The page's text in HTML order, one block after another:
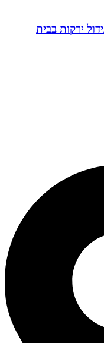
ירקות בבית